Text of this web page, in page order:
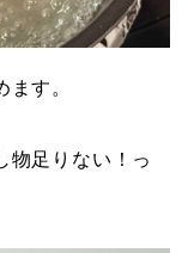
す。
物足りない！っ